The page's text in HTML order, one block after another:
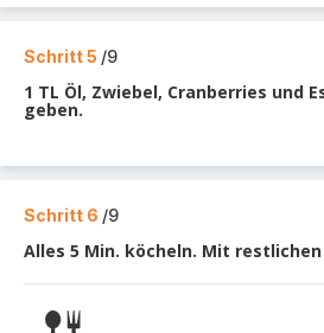
Schritt 5 /9
1 TL Öl, Zwiebel, Cranberries und
geben.
Schritt 6 /9
Alles 5 Min. köcheln. Mit